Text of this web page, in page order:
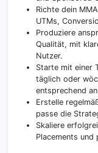
Richte dein
UTMs,
Produziere
Qualität, mit
Nutzer.
Starte mit einer
täglich oder
entsprechend
Erstelle
passe die
Skaliere
Placements